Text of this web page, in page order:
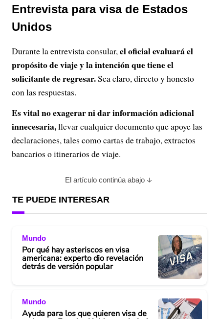
Entrevista para visa de Estados
Unidos
Durante la entrevista consular,el oficial evaluará el
propósito de viaje y la intención que tiene el
solicitante de regresar.Sea claro, directo y honesto
con las respuestas.
Es vital no exagerar ni dar información adicional
innecesaria,llevar cualquier documento que apoye las
declaraciones, tales como cartas de trabajo, extractos
bancarios o itinerarios de viaje.
El artículo continúa abajo
TE PUEDE INTERESAR
Mundo
Por qué hay asteriscos en visa
americana: experto dio revelación
detrás de versión popular
Mundo
Ayuda para los que quieren visa de